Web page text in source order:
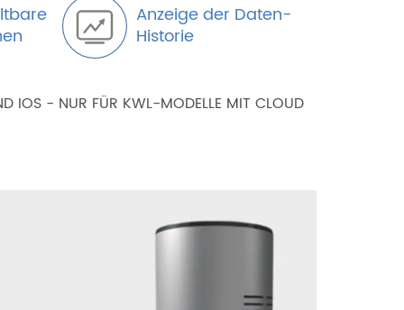
Anzeige der Daten-
Historie
IOS - NUR FÜR KWL-MODELLE MIT CLOUD